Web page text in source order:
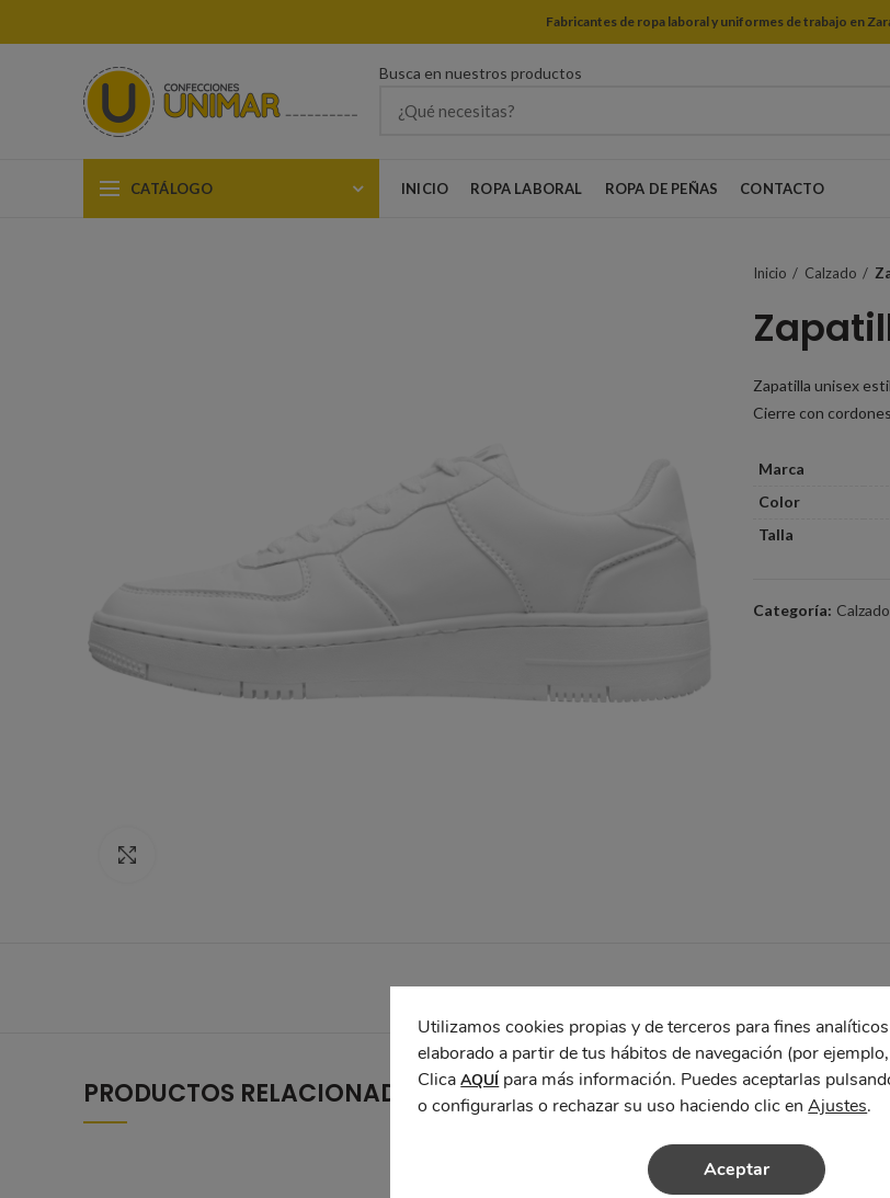
Fabricantes de ropa laboral y uniformes de trabajo en
Busca en nuestros productos
CATÁLOGO INICIO ROPA LABORAL ROPA DE PEÑAS CONTACTO
Inicio Calzado
Zapatilla unisex
Cierre con
Marca
Color
Talla
Categoría: Calzado
PRODUCTOS RELACIONADOS
Utilizamos cookies propias y de terceros para fines
elaborado a partir de tus hábitos de navegación (por
ClicaAQUÍpara más información. Puedes aceptarlas
o configurarlas o rechazar su uso haciendo clic enAjustes.
Aceptar